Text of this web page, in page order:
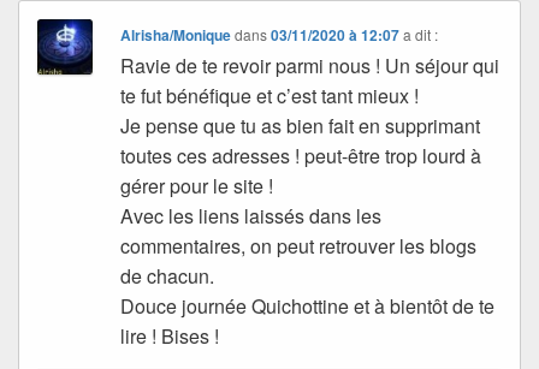
Alrisha/Moniquedans03/11/2020 à 12:07 a dit :
Ravie de te revoir parmi nous ! Un séjour qui
te fut bénéfique et c’est tant mieux !
Je pense que tu as bien fait en supprimant
toutes ces adresses ! peut-être trop lourd à
gérer pour le site !
Avec les liens laissés dans les
commentaires, on peut retrouver les blogs
de chacun.
Douce journée Quichottine et à bientôt de te
lire ! Bises !